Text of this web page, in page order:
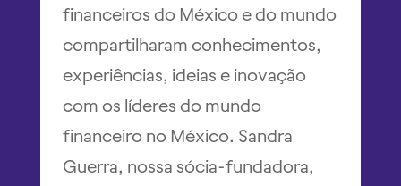
financeiros do México e do mundo
compartilharam conhecimentos,
experiências, ideias e inovação
com os líderes do mundo
financeiro no México. Sandra
Guerra, nossa sócia-fundadora,